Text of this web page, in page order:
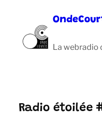
contenu
La webradio
Radio étoilée